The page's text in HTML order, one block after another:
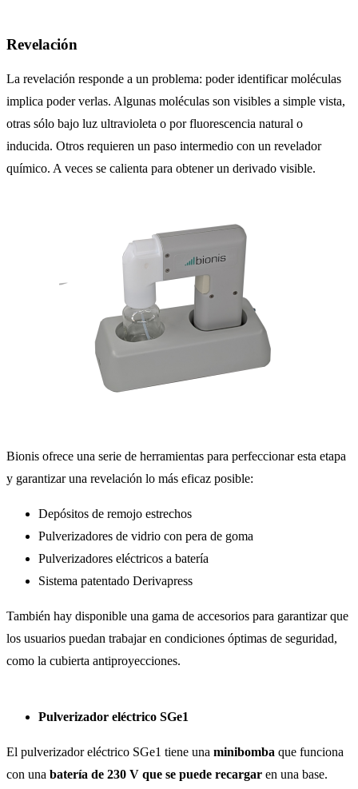
Revelación
La revelación responde a un problema: poder identificar moléculas
implica poder verlas. Algunas moléculas son visibles a simple vista,
otras sólo bajo luz ultravioleta o por fluorescencia natural o
inducida. Otros requieren un paso intermedio con un revelador
químico. A veces se calienta para obtener un derivado visible.
Bionis ofrece una serie de herramientas para perfeccionar esta etapa
y garantizar una revelación lo más eficaz posible:
Depósitos de remojo estrechos
Pulverizadores de vidrio con pera de goma
Pulverizadores eléctricos a batería
Sistema patentado Derivapress
También hay disponible una gama de accesorios para garantizar que
los usuarios puedan trabajar en condiciones óptimas de seguridad,
como la cubierta antiproyecciones.
Pulverizador eléctrico SGe1
El pulverizador eléctrico SGe1 tiene una minibomba que funciona
con una batería de 230 V que se puede recargar en una base.